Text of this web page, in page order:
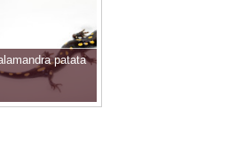
patata